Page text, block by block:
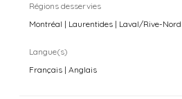
Régions desservies
Montréal | Laurentides | Laval/Rive-Nord
Langue(s)
Français | Anglais